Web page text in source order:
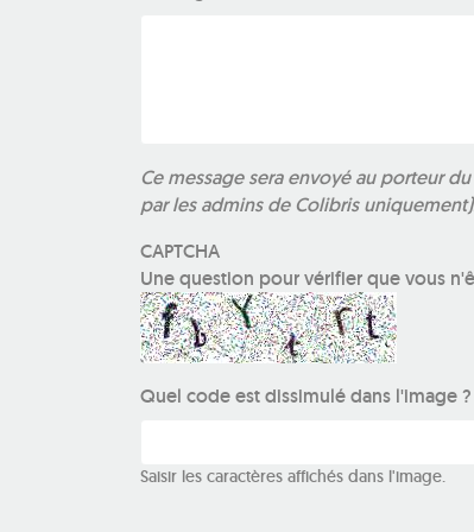
Ce message sera envoyé au porteur
par les admins de Colibris
CAPTCHA
Une question pour vérifier que vous
Quel code est dissimulé dans l'image ?
Saisir les caractères affichés dans l'image.